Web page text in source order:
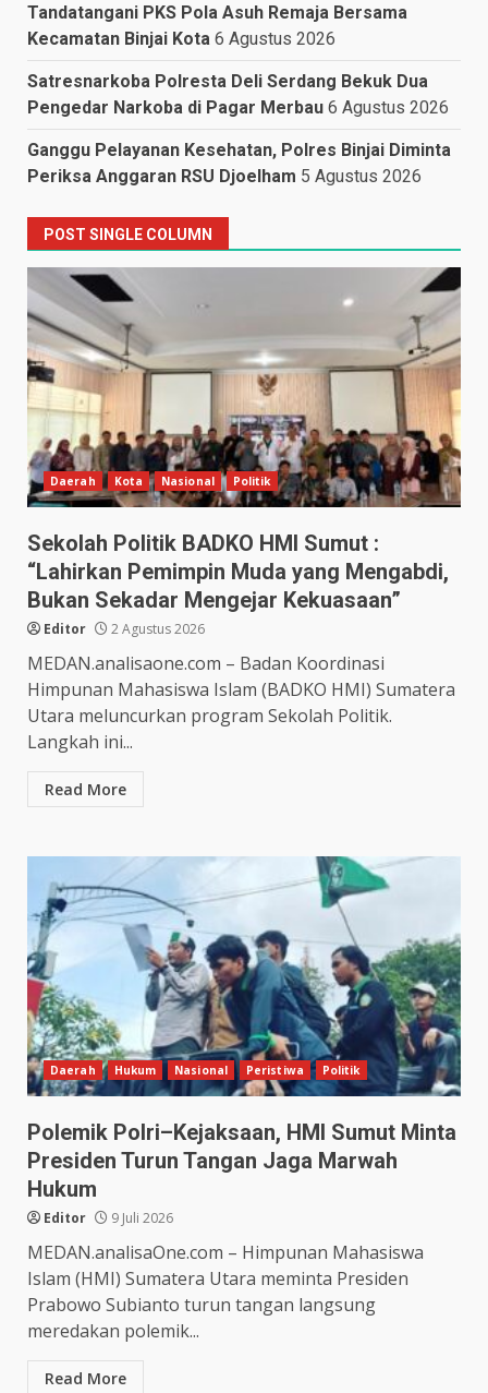
Tandatangani PKS Pola Asuh Remaja Bersama
Kecamatan Binjai Kota 6 Agustus 2026
Satresnarkoba Polresta Deli Serdang Bekuk Dua
Pengedar Narkoba di Pagar Merbau 6 Agustus 2026
Ganggu Pelayanan Kesehatan, Polres Binjai Diminta
Periksa Anggaran RSU Djoelham 5 Agustus 2026
POST SINGLE COLUMN
Daerah Kota Nasional Politik
Sekolah Politik BADKO HMI Sumut :
“Lahirkan Pemimpin Muda yang Mengabdi,
Bukan Sekadar Mengejar Kekuasaan”
Editor 2 Agustus 2026
MEDAN.analisaone.com – Badan Koordinasi
Himpunan Mahasiswa Islam (BADKO HMI) Sumatera
Utara meluncurkan program Sekolah Politik.
Langkah ini...
Read More
Daerah Hukum Nasional Peristiwa Politik
Polemik Polri–Kejaksaan, HMI Sumut Minta
Presiden Turun Tangan Jaga Marwah
Hukum
Editor 9 Juli 2026
MEDAN.analisaOne.com – Himpunan Mahasiswa
Islam (HMI) Sumatera Utara meminta Presiden
Prabowo Subianto turun tangan langsung
meredakan polemik...
Read More